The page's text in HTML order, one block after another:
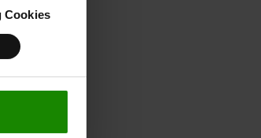
Sie mit
Cookies